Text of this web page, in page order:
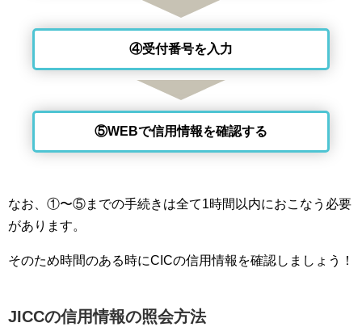
④受付番号を入力
⑤WEBで信用情報を確認する
なお、①〜⑤までの手続きは全て1時間以内におこなう必要
があります。
そのため時間のある時にCICの信用情報を確認しましょう！
JICCの信用情報の照会方法